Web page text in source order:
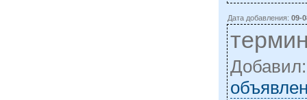
Дата добавления:09-